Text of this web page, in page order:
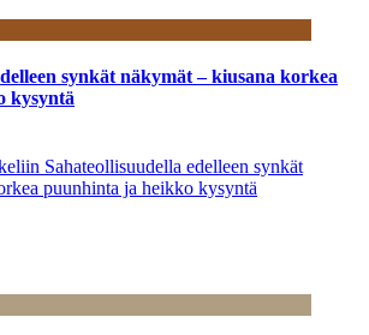
synkät näkymät – kiusana korkea
kysyntä
Sahateollisuudella edelleen synkät
puunhinta ja heikko kysyntä